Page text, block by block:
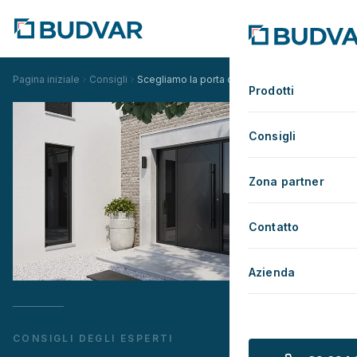
Prodotti
Consigli
Zona partner
Contatto
Azienda
Pagina iniziale Consigli Scegliamo la porta d'ingresso
CONSIGLI DEGLI ESPERTI